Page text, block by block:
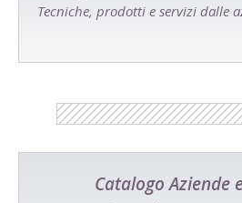
Tecniche, prodotti e servizi dalle
Catalogo Aziende